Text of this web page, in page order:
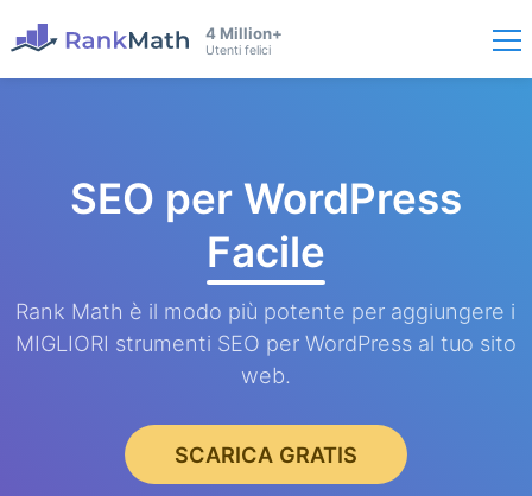
4 Million+
Utenti felici
SEO per WordPress
Facile
Rank Math è il modo più potente per aggiungere i
MIGLIORI strumenti SEO per WordPress al tuo sito
web.
SCARICA GRATIS